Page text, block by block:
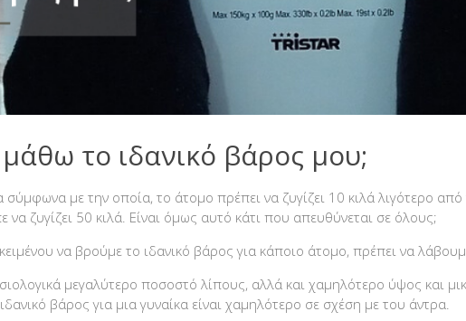
το ιδανικό βάρος μου;
με την οποία, το άτομο πρέπει να ζυγίζει 10 κιλά λιγότερο
ζυγίζει 50 κιλά. Είναι όμως αυτό κάτι που απευθύνεται σε όλους;
να βρούμε το ιδανικό βάρος για κάποιο άτομο, πρέπει να
μεγαλύτερο ποσοστό λίπους, αλλά και χαμηλότερο ύψος και
βάρος για μια γυναίκα είναι χαμηλότερο σε σχέση με του άντρα.